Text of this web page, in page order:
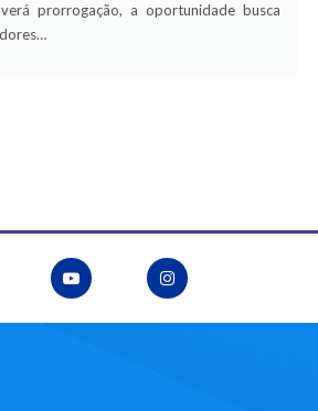
prorrogação, a oportunidade busca